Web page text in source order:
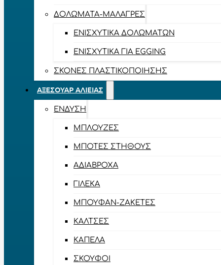
ΔΟΛΏΜΑΤΑ-ΜΑΛΆΓΡΕΣ
ΕΝΙΣΧΥΤΙΚΆ ΔΟΛΩΜΆΤΩΝ
ΕΝΙΣΧΥΤΙΚΆ ΓΙΑ EGGING
ΣΚΌΝΕΣ ΠΛΑΣΤΙΚΟΠΟΊΗΣΗΣ
ΑΞΕΣΟΥΆΡ ΑΛΙΕΊΑΣ
ΈΝΔΥΣΗ
ΜΠΛΟΎΖΕΣ
ΜΠΌΤΕΣ ΣΤΉΘΟΥΣ
ΑΔΙΆΒΡΟΧΑ
ΓΙΛΈΚΑ
ΜΠΟΥΦΆΝ-ΖΑΚΈΤΕΣ
ΚΆΛΤΣΕΣ
ΚΑΠΈΛΑ
ΣΚΟΎΦΟΙ